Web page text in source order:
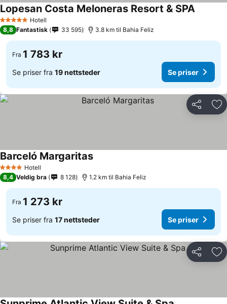
5 Stjerner Hotell
Lopesan Costa Meloneras Resort & SPASe
8,8 Fantastisk 33 595 3.8 km til Bahia Feliz
Fra 1 783 kr
Se priser fra 19 nettsteder Se priser
Del
4 StjernerHotell
Barceló MargaritasSe priser
8,4 Veldig bra 8 128 1.2 km til Bahia Feliz
Fra 1 273 kr
Se priser fra 17 nettsteder Se priser
Del